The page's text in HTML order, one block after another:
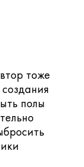
тоже
полы